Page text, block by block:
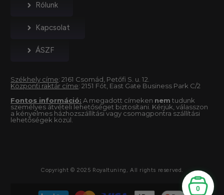
Rólunk
Kapcsolat
ÁSZF
Székhely címe: 2161 Csomád, Petőfi S. u. 12.
Központi raktár címe: 2151 Fót, East Gate Business Park C/2
Fontos információ: A megadott címeken nem tudunk
személyes átvételi lehetőséget biztosítani. Kérjük, válasszon
a kényelmes házhozszállítási vagy csomagpontra szállítási
lehetőségek közül.
Copyright © 2025 Royaltuning, All rights reserved.
0